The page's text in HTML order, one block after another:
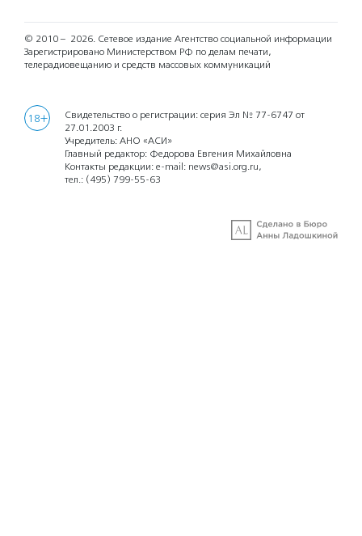
© 2010 – 2026. Сетевое издание Агентство социальной информации
Зарегистрировано Министерством РФ по делам печати,
телерадиовещанию и средств массовых коммуникаций
18+
Свидетельство о регистрации: серия Эл № 77-6747 от
27.01.2003 г.
Учредитель: АНО «АСИ»
Главный редактор: Федорова Евгения Михайловна
Контакты редакции: e-mail: news@asi.org.ru,
тел.: (495) 799-55-63